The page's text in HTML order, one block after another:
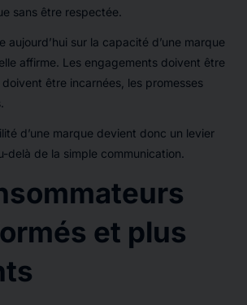
sans être respectée.
aujourd’hui sur la capacité d’une marque
affirme. Les engagements doivent être
être incarnées, les promesses
d’une marque devient donc un levier
delà de la simple communication.
et plus